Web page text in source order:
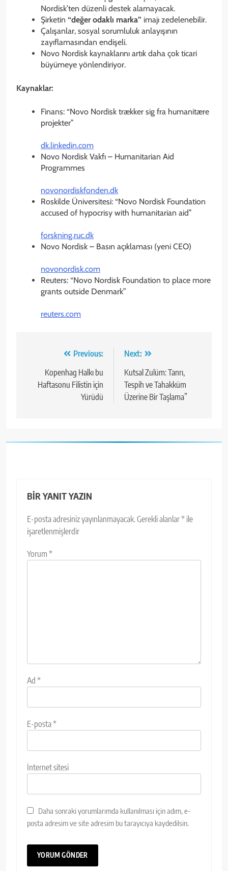
Nordisk’ten düzenli destek alamayacak.
Şirketin “değer odaklı marka” imajı zedelenebilir.
Çalışanlar, sosyal sorumluluk anlayışının
zayıflamasından endişeli.
Novo Nordisk kaynaklarını artık daha çok ticari
büyümeye yönlendiriyor.
Kaynaklar:
Finans: “Novo Nordisk trækker sig fra humanitære
projekter”
dk.linkedin.com
Novo Nordisk Vakfı – Humanitarian Aid
Programmes
novonordiskfonden.dk
Roskilde Üniversitesi: “Novo Nordisk Foundation
accused of hypocrisy with humanitarian aid”
forskning.ruc.dk
Novo Nordisk – Basın açıklaması (yeni CEO)
novonordisk.com
Reuters: “Novo Nordisk Foundation to place more
grants outside Denmark”
reuters.com
gezinmesi
Previous:
Kopenhag Halkı bu
Haftasonu Filistin için
Yürüdü
Next:
Kutsal Zulüm: Tanrı,
Tespih ve Tahakküm
Üzerine Bir Taşlama”
BIR YANIT YAZIN
E-posta adresiniz yayınlanmayacak.Gerekli alanlar* ile
işaretlenmişlerdir
Yorum *
Ad *
E-posta*
İnternet sitesi
Daha sonraki yorumlarımda kullanılması için adım, e-
posta adresim ve site adresim bu tarayıcıya kaydedilsin.